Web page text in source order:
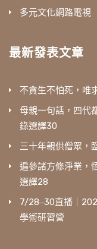
多元文化網路電視
最新發表文章
不貪生不怕死，唯
母親一句話，四代
錄選譯30
三十年親供僧眾，
遍參諸方修淨業，
選譯28
7/28‒30直播｜
學術研習營